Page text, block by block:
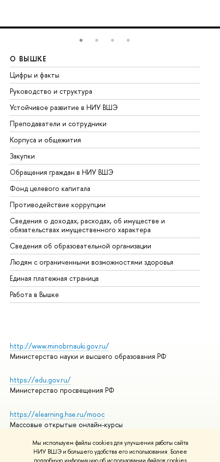
Мы используем файлы cookies для улучшения работы сайта
НИУ ВШЭ и большего удобства его использования. Более
О ВЫШКЕ
Цифры и факты
Руководство и структура
Устойчивое развитие в НИУ ВШЭ
Преподаватели и сотрудники
Корпуса и общежития
Закупки
Обращения граждан в НИУ ВШЭ
Фонд целевого капитала
Противодействие коррупции
Сведения о доходах, расходах, об имуществе и
обязательствах имущественного характера
Сведения об образовательной организации
Людям с ограниченными возможностями здоровья
Единая платежная страница
Работа в Вышке
http://www.minobrnauki.gov.ru/
Министерство науки и высшего образования РФ
https://edu.gov.ru/
Министерство просвещения РФ
https://elearning.hse.ru/mooc
Массовые открытые онлайн-курсы